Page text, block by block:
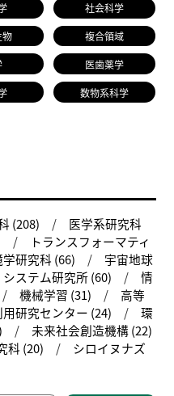
社会科学
物 複合領域
医歯薬学
数物系科学
(208)
医学系研究科
トランスフォーマティ
研究科 (66)
宇宙地球
ステム研究所 (60)
情
機械学習 (31)
高等
研究センター (24)
環
未来社会創造機構 (22)
科 (20)
シロイヌナズ